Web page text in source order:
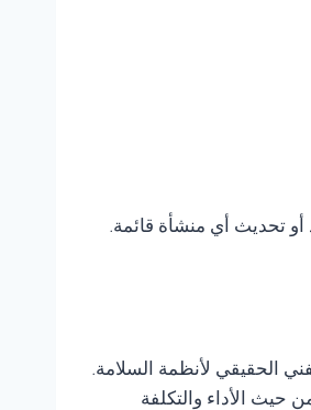
أو تحديث أي منشأة قائمة.
الحقيقي لأنظمة السلامة.
حيث الأداء والتكلفة